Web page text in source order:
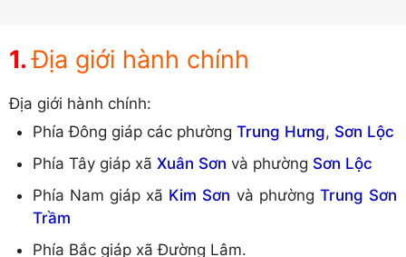
Địa giới hành chính
Địa giới hành chính:
Phía Đông giáp các phường Trung Hưng, Sơn Lộc
Phía Tây giáp xã Xuân Sơn và phường Sơn Lộc
Phía Nam giáp xã Kim Sơn và phường Trung Sơn
Trầm
Phía Bắc giáp xã Đường Lâm.